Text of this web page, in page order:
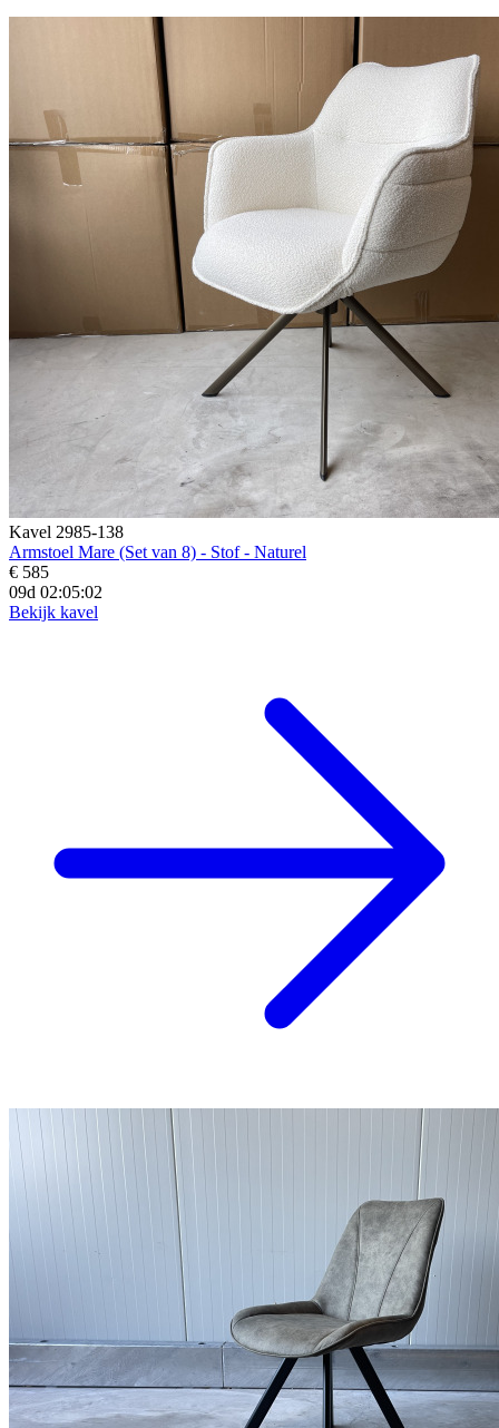
Kavel 2985-138
Armstoel Mare (Set van 8) - Stof - Naturel
€ 585
09d 02:05:00
Bekijk kavel